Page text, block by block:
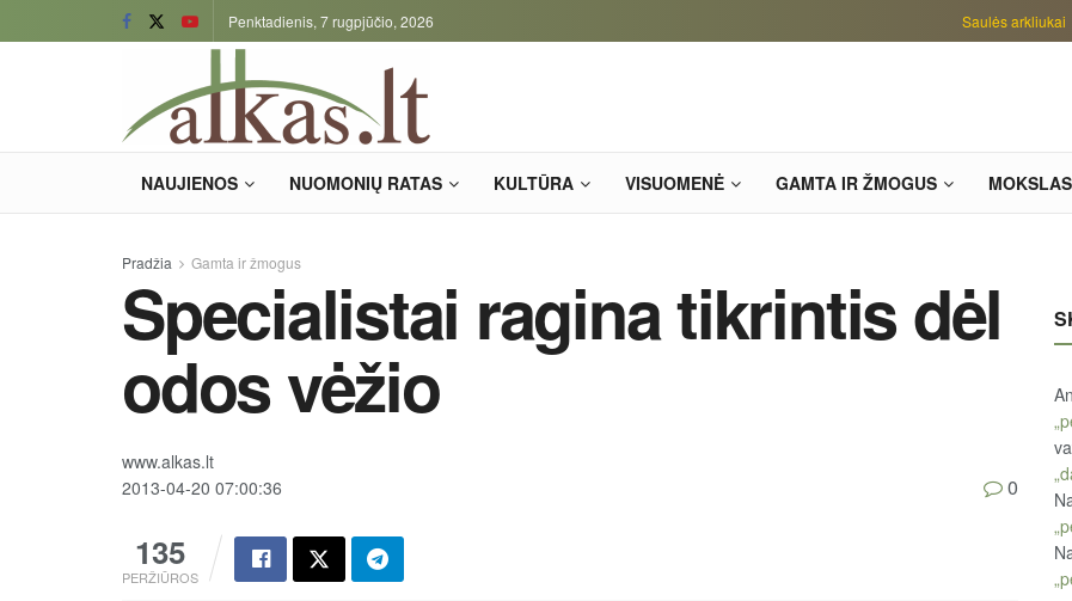
Penktadienis, 7 rugpjūčio, 2026 Saulės arkliukai
NAUJIENOS NUOMONIŲ RATAS KULTŪRA VISUOMENĖ GAMTA IR ŽMOGUS MOKSLAS
Pradžia Gamta ir žmogus
Specialistai ragina tikrintis dėl
odos vėžio
www.alkas.lt
2013-04-20 07:00:36
135
PERŽIŪROS
0